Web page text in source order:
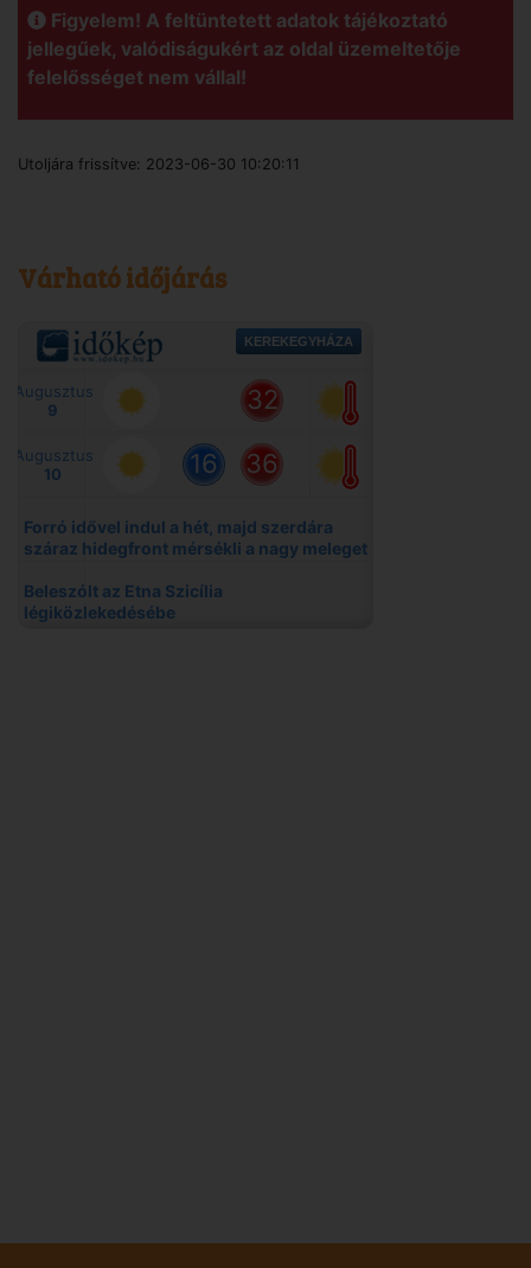
Figyelem! A feltüntetett adatok tájékoztató
jellegűek, valódiságukért az oldal üzemeltetője
felelősséget nem vállal!
Utoljára frissítve: 2023-06-30 10:20:11
Várható időjárás